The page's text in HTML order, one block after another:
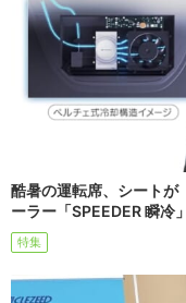
酷暑の運転席、シートが
ーラー「SPEEDER 瞬冷
特集